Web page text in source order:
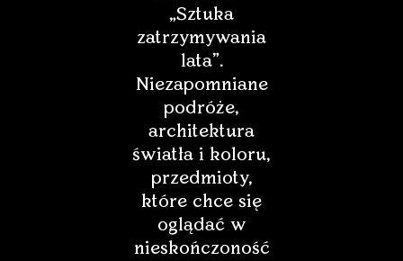
„Sztuka
zatrzymywania
lata”.
Niezapomniane
podróże,
architektura
światła i koloru,
przedmioty,
które chce się
oglądać w
nieskończoność